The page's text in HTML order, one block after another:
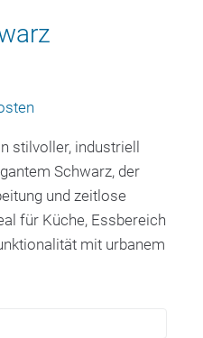
stilvoller, industriell
Schwarz, der
und zeitlose
für Küche, Essbereich
mit urbanem